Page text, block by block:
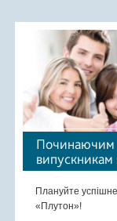
Починаючим
випускникам
Плануйте
«Плутон»!